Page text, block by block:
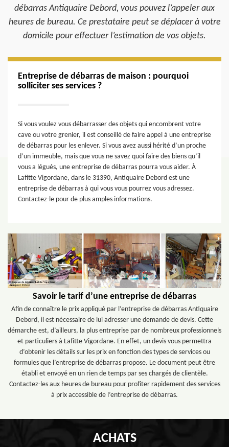
débarras Antiquaire Debord, vous pouvez l’appeler aux
heures de bureau. Ce prestataire peut se déplacer à votre
domicile pour effectuer l’estimation de vos objets.
Entreprise de débarras de maison : pourquoi
solliciter ses services ?
Si vous voulez vous débarrasser des objets qui encombrent votre
cave ou votre grenier, il est conseillé de faire appel à une entreprise
de débarras pour les enlever. Si vous avez aussi hérité d’un proche
d’un immeuble, mais que vous ne savez quoi faire des biens qu’il
vous a légués, une entreprise de débarras pourra vous aider. À
Lafitte Vigordane, dans le 31390, Antiquaire Debord est une
entreprise de débarras à qui vous vous pourrez vous adressez.
Contactez-le pour de plus amples informations.
Savoir le tarif d’une entreprise de débarras
Afin de connaître le prix appliqué par l’entreprise de débarras Antiquaire
Debord, il est nécessaire de lui adresser une demande de devis. Cette
démarche est, d’ailleurs, la plus entreprise par de nombreux professionnels
et particuliers à Lafitte Vigordane. En effet, un devis vous permettra
d’obtenir les détails sur les prix en fonction des types de services ou
formules que l’entreprise de débarras propose. Le document peut être
établi et envoyé en un rien de temps par ses chargés de clientèle.
Contactez-les aux heures de bureau pour profiter rapidement des services
à prix accessible de l’entreprise de débarras.
ACHATS